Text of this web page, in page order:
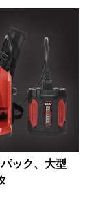
ック、大型